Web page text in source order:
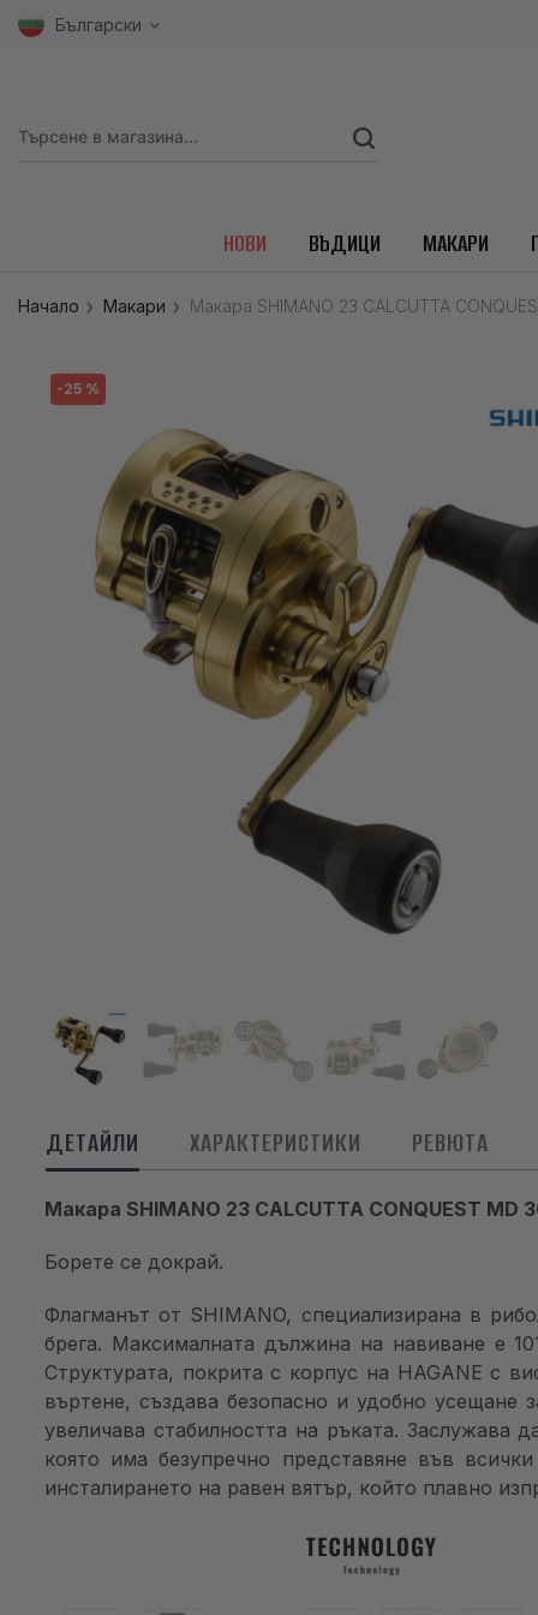
Български
НОВИ ВЪДИЦИ МАКАРИ
Начало Макари Макара SHIMANO 23 CALCUTTA
-25 %
ДЕТАЙЛИ ХАРАКТЕРИСТИКИ РЕВЮТА
Макара SHIMANO 23 CALCUTTA CONQUEST MD
Борете се докрай.
Флагманът от SHIMANO, специализирана в
брега. Максималната дължина на навиване е
Структурата, покрита с корпус на HAGANE с
въртене, създава безопасно и удобно усещане
увеличава стабилността на ръката.
която има безупречно представяне във
инсталирането на равен вятър, който плавно